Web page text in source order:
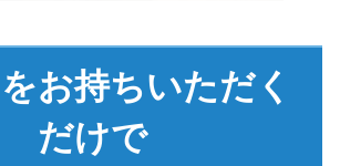
お持ちいただく
だけで